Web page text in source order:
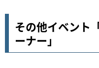
その他イベント
ーナー」